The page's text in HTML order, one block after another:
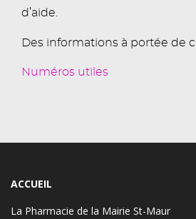
d’aide.
Des informations à portée de
Numéros utiles
ACCUEIL
La Pharmacie de la Mairie St-Maur